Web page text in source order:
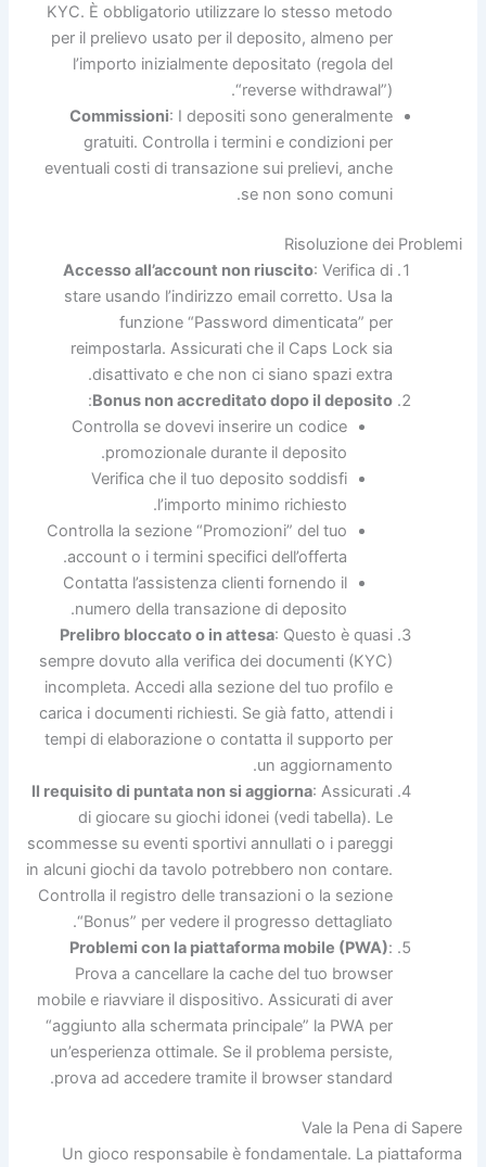
KYC. È obbligatorio utilizzare lo stesso metodo
per il prelievo usato per il deposito, almeno per
l’importo inizialmente depositato (regola del
“reverse withdrawal”).
Commissioni : I depositi sono generalmente
gratuiti. Controlla i termini e condizioni per
eventuali costi di transazione sui prelievi, anche
se non sono comuni.
Risoluzione dei Problemi
Accesso all’account non riuscito : Verifica di
stare usando l’indirizzo email corretto. Usa la
funzione “Password dimenticata” per
reimpostarla. Assicurati che il Caps Lock sia
disattivato e che non ci siano spazi extra.
Bonus non accreditato dopo il deposito
:
Controlla se dovevi inserire un codice
promozionale durante il deposito.
Verifica che il tuo deposito soddisfi
l’importo minimo richiesto.
Controlla la sezione “Promozioni” del tuo
account o i termini specifici dell’offerta.
Contatta l’assistenza clienti fornendo il
numero della transazione di deposito.
Prelibro bloccato o in attesa : Questo è quasi
sempre dovuto alla verifica dei documenti (KYC)
incompleta. Accedi alla sezione del tuo profilo e
carica i documenti richiesti. Se già fatto, attendi i
tempi di elaborazione o contatta il supporto per
un aggiornamento.
Il requisito di puntata non si aggiorna : Assicurati
di giocare su giochi idonei (vedi tabella). Le
scommesse su eventi sportivi annullati o i pareggi
in alcuni giochi da tavolo potrebbero non contare.
Controlla il registro delle transazioni o la sezione
“Bonus” per vedere il progresso dettagliato.
Problemi con la piattaforma mobile (PWA)
Prova a cancellare la cache del tuo browser
mobile e riavviare il dispositivo. Assicurati di aver
“aggiunto alla schermata principale” la PWA per
un’esperienza ottimale. Se il problema persiste,
prova ad accedere tramite il browser standard.
Vale la Pena di Sapere
Un gioco responsabile è fondamentale. La piattaforma